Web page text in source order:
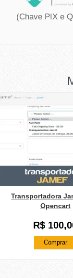
(Chave PIX e
Transportadora
Opencart
R$
Comprar